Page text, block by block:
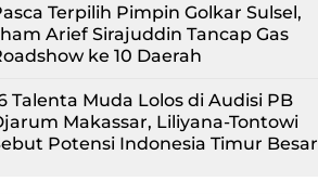
Terpilih Pimpin Golkar Sulsel,
Arief Sirajuddin Tancap Gas
ke 10 Daerah
Talenta Muda Lolos di Audisi PB
Makassar, Liliyana-Tontowi
Potensi Indonesia Timur Besar